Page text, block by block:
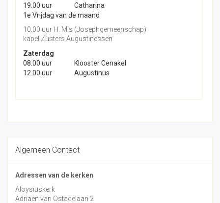
19.00 uur
Catharina
1e Vrijdag van de maand
10.00 uur H. Mis (Josephgemeenschap)
kapel Zusters Augustinessen
Zaterdag
08.00 uur
Klooster Cenakel
12.00 uur
Augustinus
Algemeen Contact
Adressen van de kerken
Aloysiuskerk
Adriaen van Ostadelaan 2